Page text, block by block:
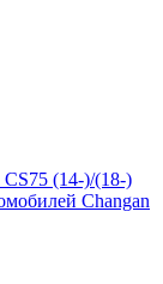
(14-)/(18-)
Changan